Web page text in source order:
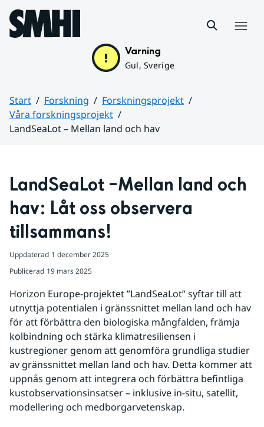
Hoppa till sidans innehåll
Varning
Gul, Sverige
Start Forskning
Forskningsprojekt
Våra forskningsprojekt
LandSeaLot – Mellan land och hav
LandSeaLot –Mellan land och
hav: Låt oss observera
tillsammans!
Uppdaterad 1 december 2025
Publicerad 19 mars 2025
Horizon Europe-projektet ”LandSeaLot” syftar till att
utnyttja potentialen i gränssnittet mellan land och hav
för att förbättra den biologiska mångfalden, främja
kolbindning och stärka klimatresiliensen i
kustregioner genom att genomföra grundliga studier
av gränssnittet mellan land och hav. Detta kommer att
uppnås genom att integrera och förbättra befintliga
kustobservationsinsatser – inklusive in-situ, satellit,
modellering och medborgarvetenskap.